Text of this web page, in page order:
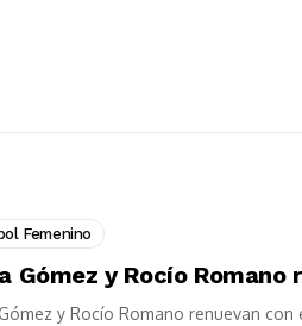
Femenino
Gómez y Rocío Romano
y Rocío Romano renuevan